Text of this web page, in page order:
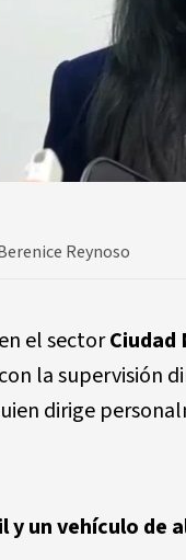
Reynoso
el sectorCiudad
la supervisión
dirige
y un vehículo